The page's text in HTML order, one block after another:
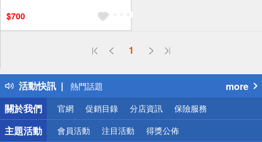
$700
1
活動快訊
偏遠地區配送
得獎公告
熱門話題
銀行優惠
偏遠地區配送
詐騙網頁！請小心！
more
關於我們
官網 促銷目錄 分店資訊 保險服務
主題活動 會員活動 注目活動 得獎公佈